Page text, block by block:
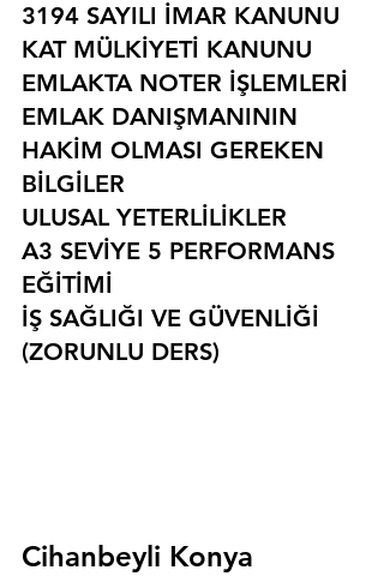
3194 SAYILI İMAR KANUNU
KAT MÜLKİYETİ KANUNU
EMLAKTA NOTER İŞLEMLERİ
EMLAK DANIŞMANININ
HAKİM OLMASI GEREKEN
BİLGİLER
ULUSAL YETERLİLİKLER
A3 SEVİYE 5 PERFORMANS
EĞİTİMİ
İŞ SAĞLIĞI VE GÜVENLİĞİ
(ZORUNLU DERS)
Cihanbeyli Konya